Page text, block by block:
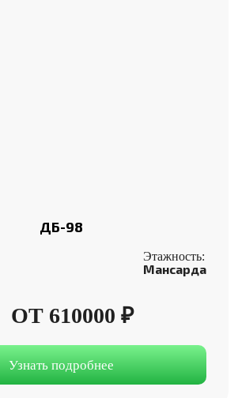
ДБ-98
Этажность:
Мансарда
ОТ 610000 ₽
Узнать подробнее